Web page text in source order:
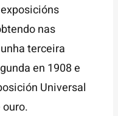
nas
terceira
en 1908 e
Universal